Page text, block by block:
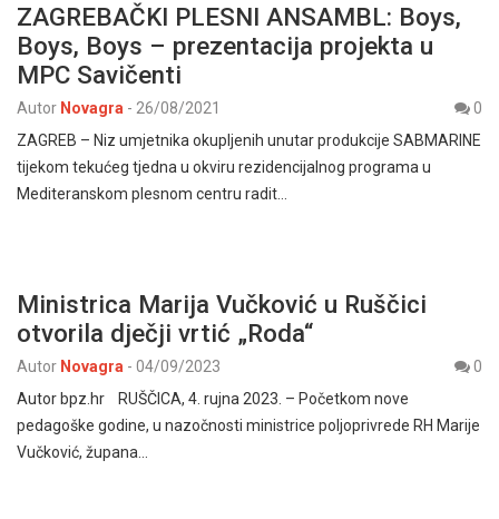
ZAGREBAČKI PLESNI ANSAMBL: Boys,
Boys, Boys – prezentacija projekta u
MPC Savičenti
Autor Novagra - 26/08/2021
0
ZAGREB – Niz umjetnika okupljenih unutar produkcije SABMARINE
tijekom tekućeg tjedna u okviru rezidencijalnog programa u
Mediteranskom plesnom centru radit…
Ministrica Marija Vučković u Ruščici
otvorila dječji vrtić „Roda“
Autor Novagra - 04/09/2023
0
Autor bpz.hr RUŠČICA, 4. rujna 2023. – Početkom nove
pedagoške godine, u nazočnosti ministrice poljoprivrede RH Marije
Vučković, župana…